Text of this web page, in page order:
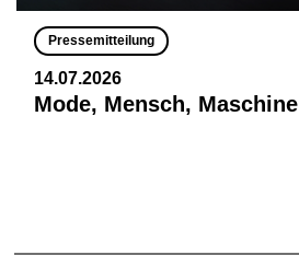
Pressemitteilung
14.07.2026
Mode, Mensch, Maschine